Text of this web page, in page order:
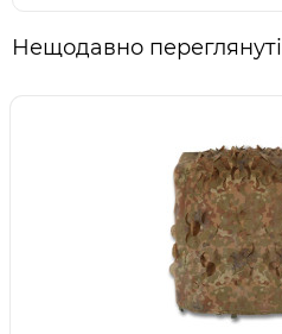
Нещодавно переглянуті